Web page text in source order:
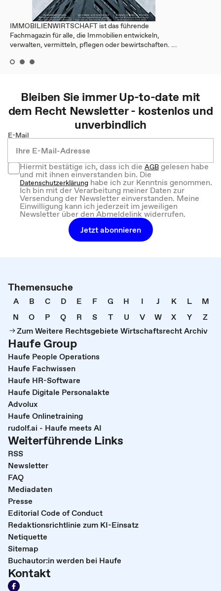
IMMOBILIENWIRTSCHAFT ist das führende
Fachmagazin für alle, die Immobilien entwickeln,
verwalten, vermitteln, pflegen oder bewirtschaften. ...
Bleiben Sie immer Up-to-date mit
dem Recht Newsletter - kostenlos und
unverbindlich
E-Mail
Hiermit bestätige ich, dass ich dieAGBgelesen habe
und mit ihnen einverstanden bin. Die
Datenschutzerklärung habe ich zur Kenntnis genommen.
Ich bin mit der Verarbeitung meiner Daten zur
Versendung der Newsletter einverstanden. Meine
Einwilligung kann ich jederzeit im jeweiligen
Newsletter über den Abmeldelink widerrufen.
Jetzt abonnieren
Themensuche
A B C D E F G H I J K L
M
N
O P Q R S T U V W X Y
Z
Zum Weitere Rechtsgebiete Wirtschaftsrecht Archiv
Haufe Group
Haufe People Operations
Haufe Fachwissen
Haufe HR-Software
Haufe Digitale Personalakte
Advolux
Haufe Onlinetraining
rudolf.ai - Haufe meets AI
Weiterführende Links
RSS
Newsletter
FAQ
Mediadaten
Presse
Editorial Code of Conduct
Redaktionsrichtlinie zum KI-Einsatz
Netiquette
Sitemap
Buchautor:in werden bei Haufe
Kontakt